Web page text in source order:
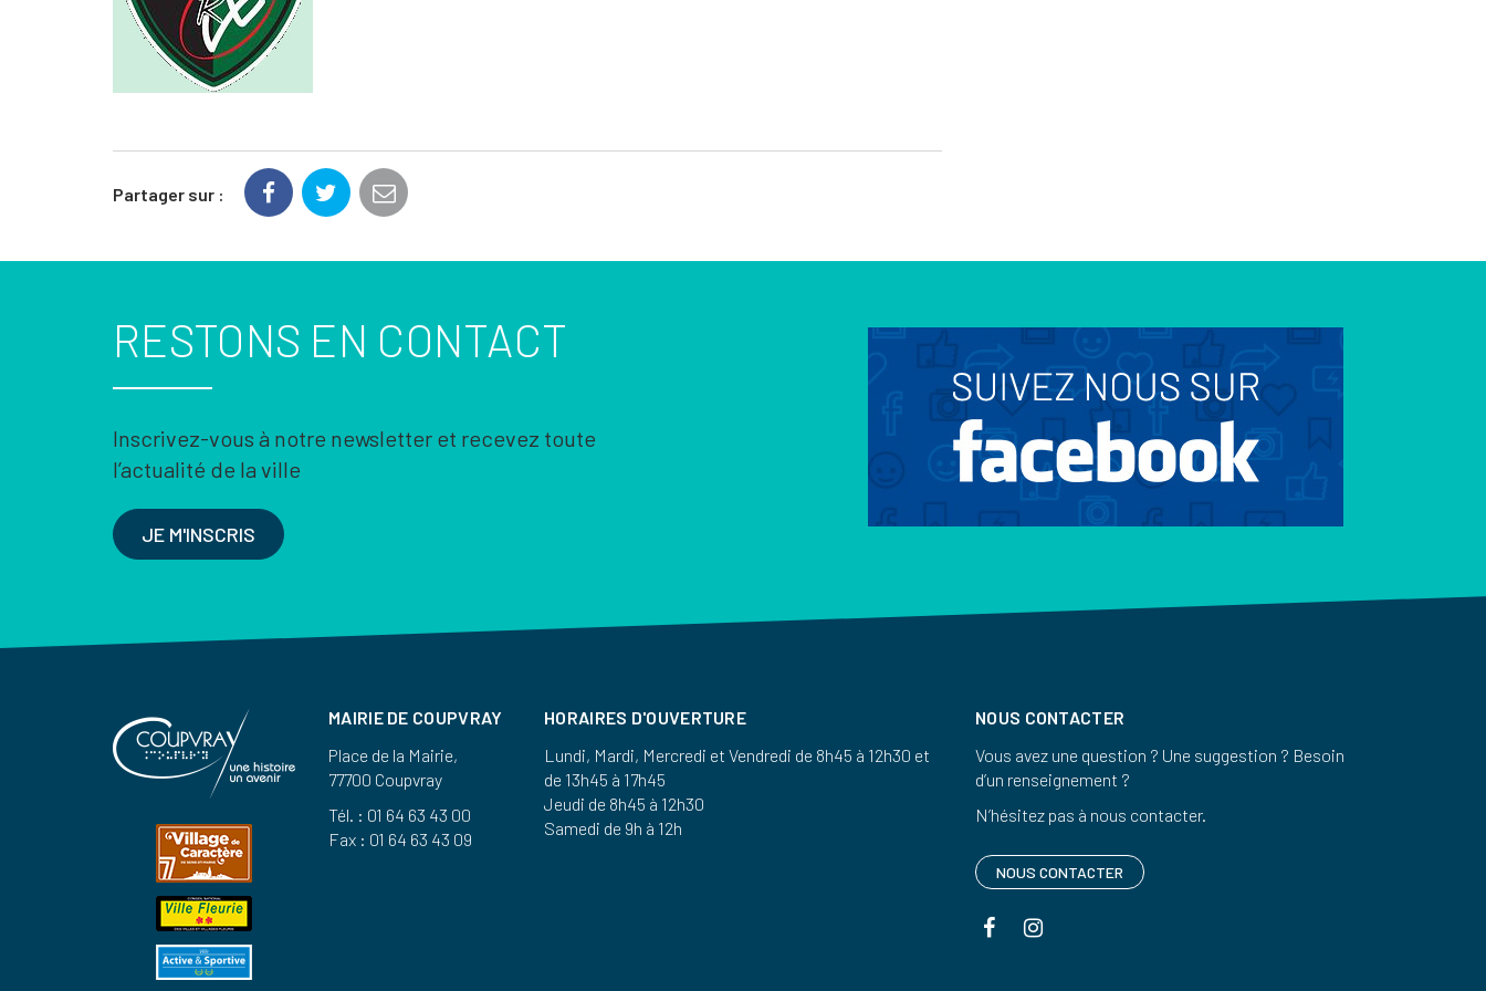
Partager sur :
RESTONS EN CONTACT
Inscrivez-vous à notre newsletter et recevez toute
l’actualité de la ville
JE M'INSCRIS
MAIRIE DE COUPVRAY
Place de la Mairie,
77700 Coupvray
Tél. : 01 64 63 43 00
Fax : 01 64 63 43 09
HORAIRES D'OUVERTURE
Lundi, Mardi, Mercredi et Vendredi de 8h45 à 12h30 et
de 13h45 à 17h45
Jeudi de 8h45 à 12h30
Samedi de 9h à 12h
NOUS CONTACTER
Vous avez une question ? Une suggestion ? Besoin
d’un renseignement ?
N’hésitez pas à nous contacter.
NOUS CONTACTER
Lien